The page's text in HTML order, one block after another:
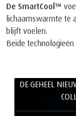
De SmartCool™
lichaamswarmte te
blijft voelen.
Beide
DE GEHEEL